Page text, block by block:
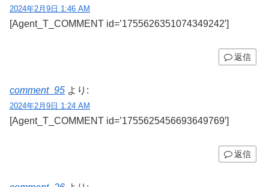
2024年2月9日 1:46 AM
[Agent_T_COMMENT id=’1755626351074349242′]
返信
comment_95 より:
2024年2月9日 1:24 AM
[Agent_T_COMMENT id=’1755625456693649769′]
返信